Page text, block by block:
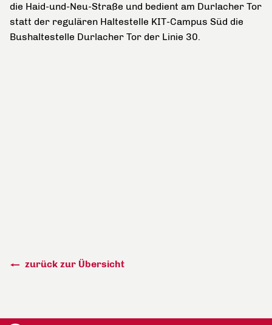
die Haid-und-Neu-Straße und bedient am Durlacher Tor
statt der regulären Haltestelle KIT-Campus Süd die
Bushaltestelle Durlacher Tor der Linie 30.
zurück zur Übersicht